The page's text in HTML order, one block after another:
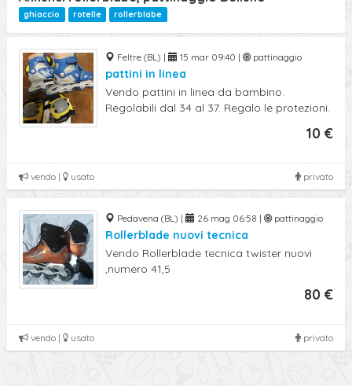
Ricerca Avanzata
ghiaccio rotelle rollerblabe
Feltre (BL) | 15 mar 09:40 | pattinaggio
pattini in linea
Vendo pattini in linea da bambino.
Regolabili dal 34 al 37. Regalo le protezioni.
10 €
privato
vendo | usato
Pedavena (BL) | 26 mag 06:58 | pattinaggio
Rollerblade nuovi tecnica
Vendo Rollerblade tecnica twister nuovi
,numero 41,5
80 €
privato
vendo | usato